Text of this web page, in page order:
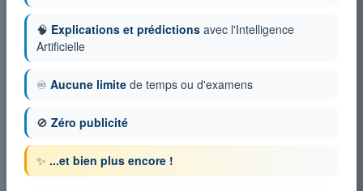
🧠 Explications et prédictions avec l'Intelligence
Artificielle
♾️ Aucune limite de temps ou d'examens
🚫 Zéro publicité
✨ ...et bien plus encore !